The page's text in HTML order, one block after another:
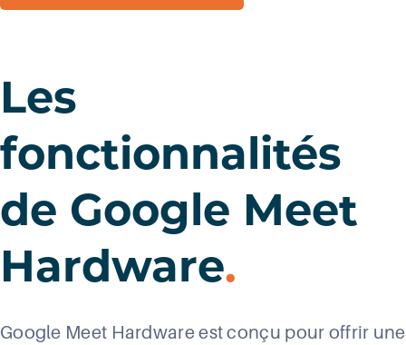
Les
fonctionnalités
de Google Meet
Hardware.
Google Meet Hardware est conçu pour offrir une